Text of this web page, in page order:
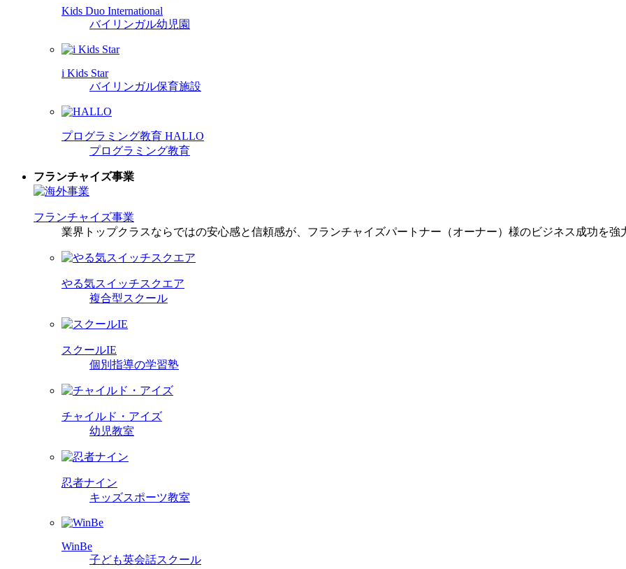
Kids Duo International
バイリンガル幼児園
i Kids Star
バイリンガル保育施設
プログラミング教育 HALLO
プログラミング教育
フランチャイズ事業
フランチャイズ事業
業界トップクラスならではの安心感と信頼感が、フランチャイズパートナー（オーナー）様のビジネス成功を強
やる気スイッチスクエア
複合型スクール
スクールIE
個別指導の学習塾
チャイルド・アイズ
幼児教室
忍者ナイン
キッズスポーツ教室
WinBe
子ども英会話スクール